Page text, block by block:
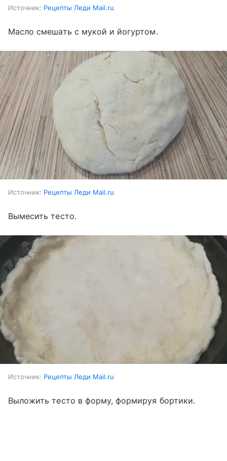
Источник: Рецепты Леди Mail.ru
Масло смешать с мукой и йогуртом.
Источник: Рецепты Леди Mail.ru
Вымесить тесто.
Источник: Рецепты Леди Mail.ru
Выложить тесто в форму, формируя бортики.